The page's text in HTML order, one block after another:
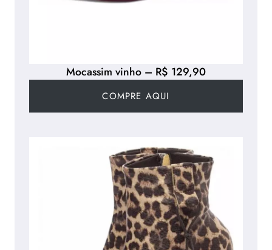
Mocassim vinho – R$ 129,90
COMPRE AQUI